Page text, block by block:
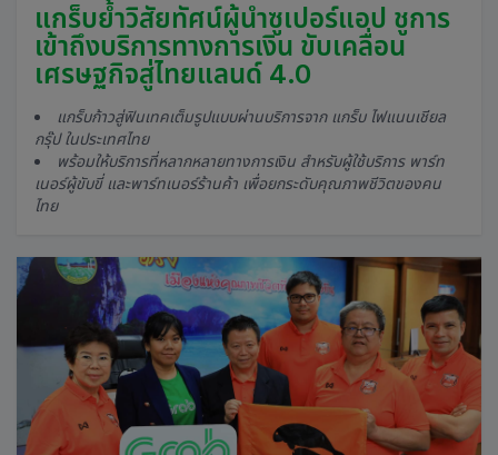
แกร็บย้ำวิสัยทัศน์ผู้นำซูเปอร์แอป ชูการ
เข้าถึงบริการทางการเงิน ขับเคลื่อน
เศรษฐกิจสู่ไทยแลนด์ 4.0
แกร็บก้าวสู่ฟินเทคเต็มรูปแบบผ่านบริการจาก แกร็บ ไฟแนนเชียล
กรุ๊ป ในประเทศไทย
พร้อมให้บริการที่หลากหลายทางการเงิน สำหรับผู้ใช้บริการ พาร์ท
เนอร์ผู้ขับขี่ และพาร์ทเนอร์ร้านค้า เพื่อยกระดับคุณภาพชีวิตของคน
ไทย